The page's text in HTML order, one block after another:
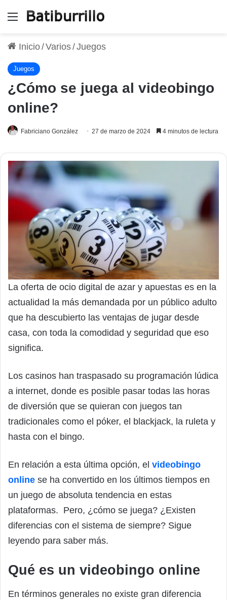
Menú
Inicio/Varios/Juegos
Juegos
¿Cómo se juega al videobingo
online?
Fabriciano González 27 de marzo de 2024 4 minutos de lectura
La oferta de ocio digital de azar y apuestas es en la
actualidad la más demandada por un público adulto
que ha descubierto las ventajas de jugar desde
casa, con toda la comodidad y seguridad que eso
significa.
Los casinos han traspasado su programación lúdica
a internet, donde es posible pasar todas las horas
de diversión que se quieran con juegos tan
tradicionales como el póker, el blackjack, la ruleta y
hasta con el bingo.
En relación a esta última opción, el videobingo
online se ha convertido en los últimos tiempos en
un juego de absoluta tendencia en estas
plataformas. Pero, ¿cómo se juega? ¿Existen
diferencias con el sistema de siempre? Sigue
leyendo para saber más.
Qué es un videobingo online
En términos generales no existe gran diferencia